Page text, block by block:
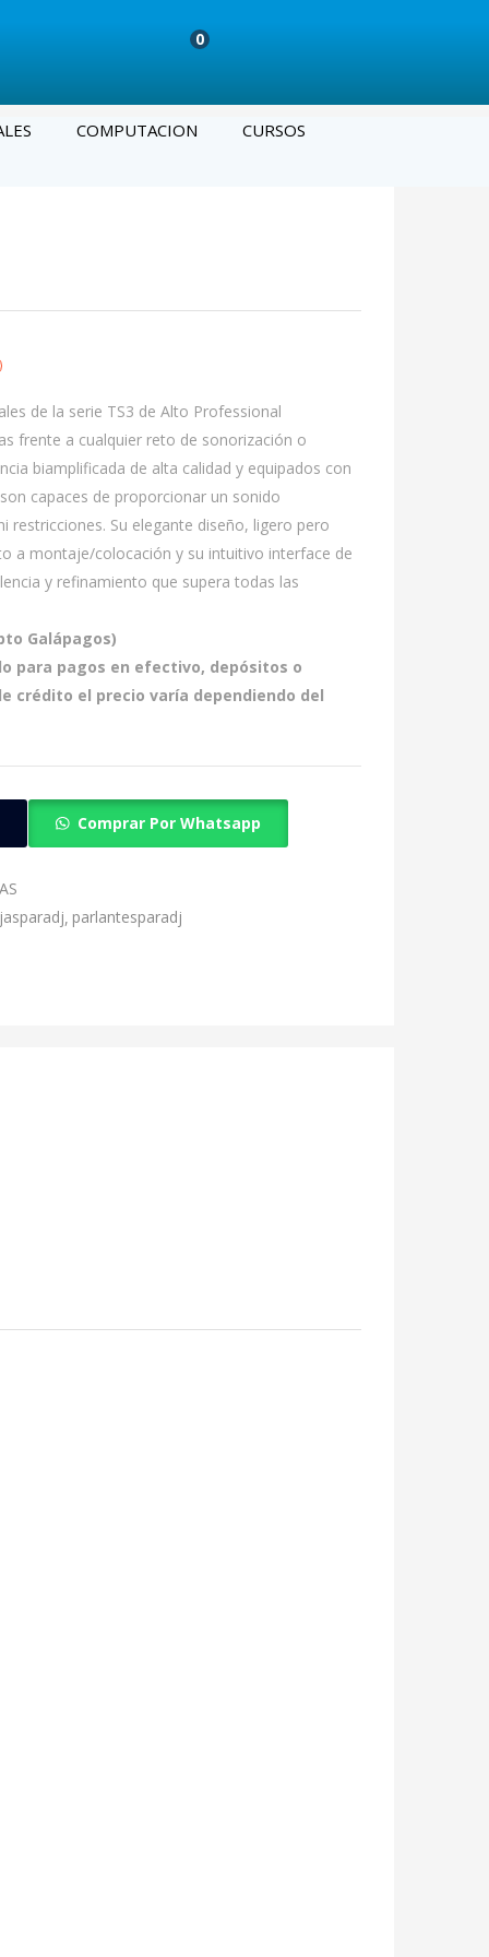
0
COMPUTACION CURSOS
de la serie TS3 de Alto Professional
frente a cualquier reto de sonorización o
biamplificada de alta calidad y equipados con
capaces de proporcionar un sonido
restricciones. Su elegante diseño, ligero pero
a montaje/colocación y su intuitivo interface de
y refinamiento que supera todas las
Galápagos)
para pagos en efectivo, depósitos o
crédito el precio varía dependiendo del
Comprar Por Whatsapp
parlantesparadj